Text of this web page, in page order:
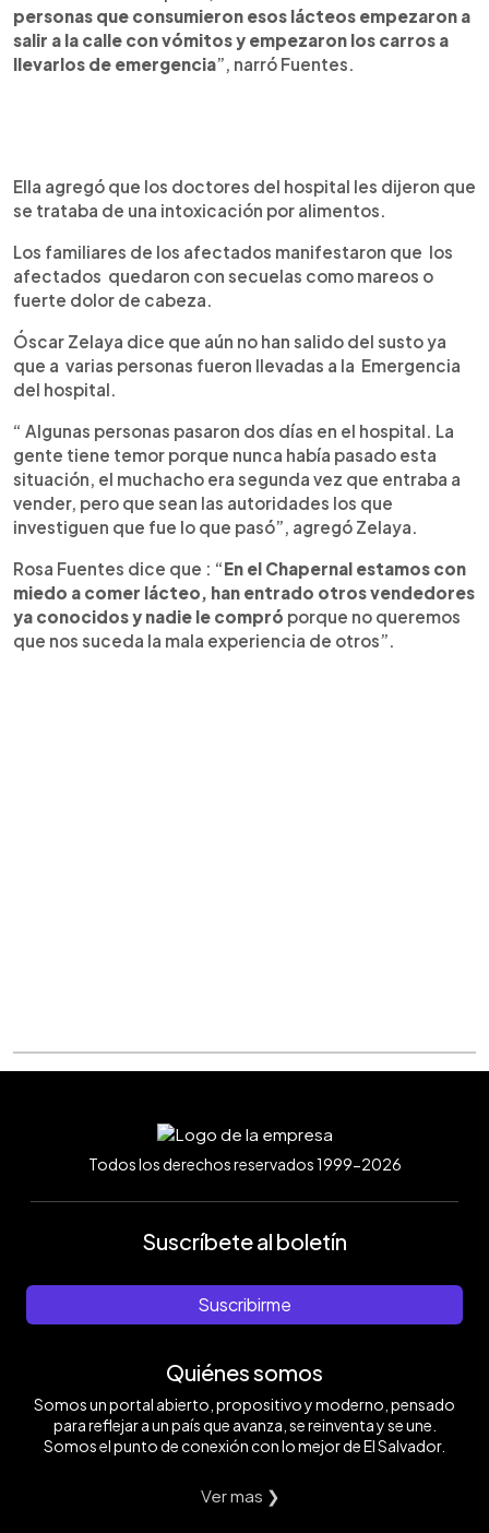
personas que consumieron esos lácteos empezaron a
salir a la calle con vómitos y empezaron los carros a
llevarlos de emergencia”, narró Fuentes.
Ella agregó que los doctores del hospital les dijeron que
se trataba de una intoxicación por alimentos.
Los familiares de los afectados manifestaron que los
afectados quedaron con secuelas como mareos o
fuerte dolor de cabeza.
Óscar Zelaya dice que aún no han salido del susto ya
que a varias personas fueron llevadas a la Emergencia
del hospital.
“ Algunas personas pasaron dos días en el hospital. La
gente tiene temor porque nunca había pasado esta
situación, el muchacho era segunda vez que entraba a
vender, pero que sean las autoridades los que
investiguen que fue lo que pasó”, agregó Zelaya.
Rosa Fuentes dice que : “En el Chapernal estamos con
miedo a comer lácteo, han entrado otros vendedores
ya conocidos y nadie le compró porque no queremos
que nos suceda la mala experiencia de otros”.
Todos los derechos reservados 1999-2026
Suscríbete al boletín
Suscribirme
Quiénes somos
Somos un portal abierto, propositivo y moderno, pensado
para reflejar a un país que avanza, se reinventa y se une.
Somos el punto de conexión con lo mejor de El Salvador.
Ver mas ❯